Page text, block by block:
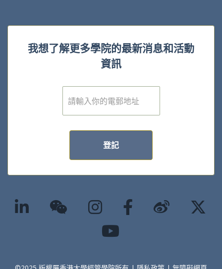
我想了解更多學院的最新消息和活動
資訊
電
子
登記